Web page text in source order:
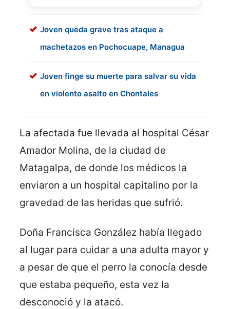
Joven queda grave tras ataque a
machetazos en Pochocuape, Managua
Joven finge su muerte para salvar su vida
en violento asalto en Chontales
La afectada fue llevada al hospital César
Amador Molina, de la ciudad de
Matagalpa, de donde los médicos la
enviaron a un hospital capitalino por la
gravedad de las heridas que sufrió.
Doña Francisca González había llegado
al lugar para cuidar a una adulta mayor y
a pesar de que el perro la conocía desde
que estaba pequeño, esta vez la
desconoció y la atacó.